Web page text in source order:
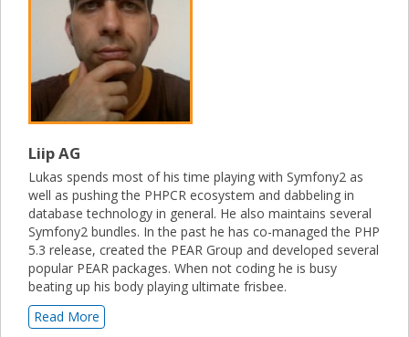
Liip AG
Lukas spends most of his time playing with Symfony2 as
well as pushing the PHPCR ecosystem and dabbeling in
database technology in general. He also maintains several
Symfony2 bundles. In the past he has co-managed the PHP
5.3 release, created the PEAR Group and developed several
popular PEAR packages. When not coding he is busy
beating up his body playing ultimate frisbee.
Read More